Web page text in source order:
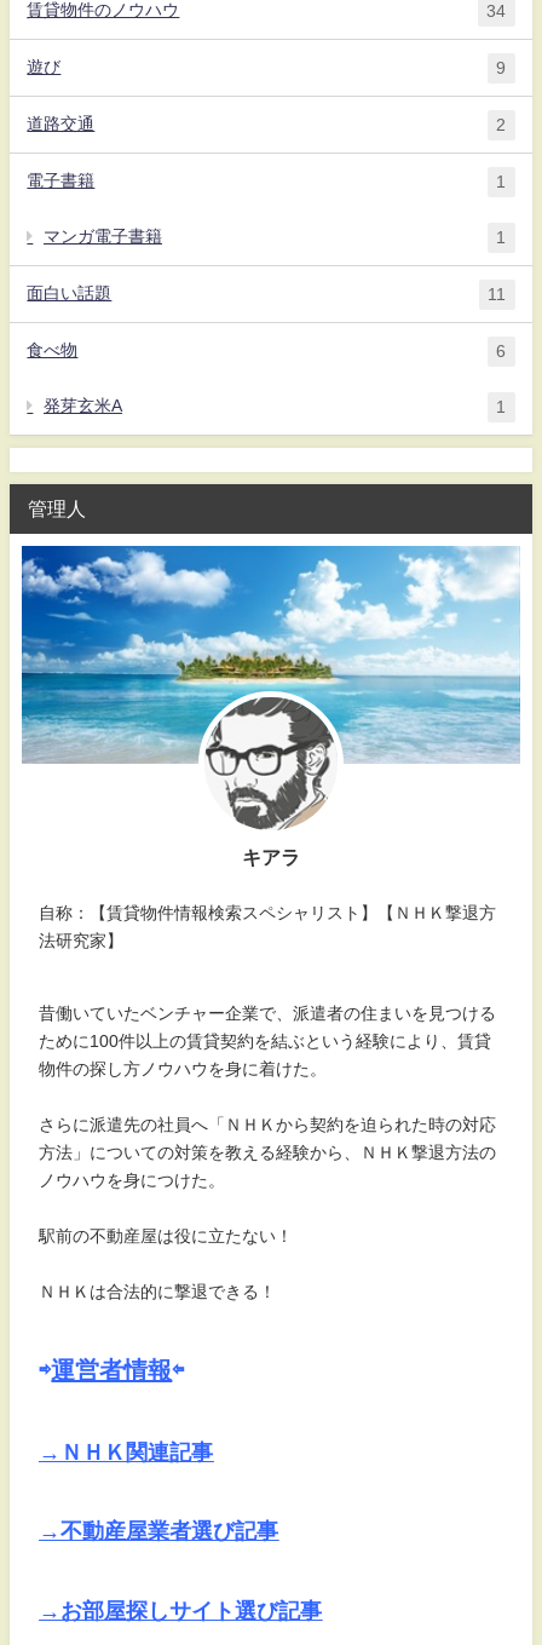
賃貸物件のノウハウ 34
遊び 9
道路交通 2
電子書籍 1
マンガ電子書籍 1
面白い話題 11
食べ物 6
発芽玄米A 1
管理人
キアラ
自称：【賃貸物件情報検索スペシャリスト】【ＮＨＫ撃退方
法研究家】
昔働いていたベンチャー企業で、派遣者の住まいを見つける
ために100件以上の賃貸契約を結ぶという経験により、賃貸
物件の探し方ノウハウを身に着けた。
さらに派遣先の社員へ「ＮＨＫから契約を迫られた時の対応
方法」についての対策を教える経験から、ＮＨＫ撃退方法の
ノウハウを身につけた。
駅前の不動産屋は役に立たない！
ＮＨＫは合法的に撃退できる！
⇨運営者情報⇦
→ＮＨＫ関連記事
→不動産屋業者選び記事
→お部屋探しサイト選び記事